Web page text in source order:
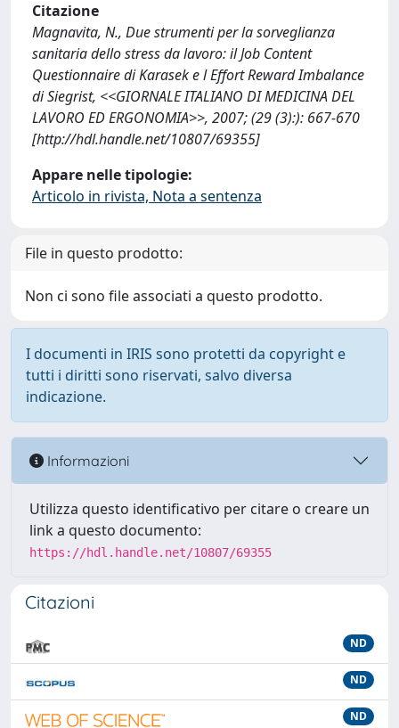
Citazione
Magnavita, N., Due strumenti per la sorveglianza
sanitaria dello stress da lavoro: il Job Content
Questionnaire di Karasek e l Effort Reward Imbalance
di Siegrist, <<GIORNALE ITALIANO DI MEDICINA DEL
LAVORO ED ERGONOMIA>>, 2007; (29 (3):): 667-670
[http://hdl.handle.net/10807/69355]
Appare nelle tipologie:
Articolo in rivista, Nota a sentenza
File in questo prodotto:
Non ci sono file associati a questo prodotto.
I documenti in IRIS sono protetti da copyright e
tutti i diritti sono riservati, salvo diversa
indicazione.
Informazioni
Utilizza questo identificativo per citare o creare un
link a questo documento:
https://hdl.handle.net/10807/69355
Citazioni
ND
ND
ND